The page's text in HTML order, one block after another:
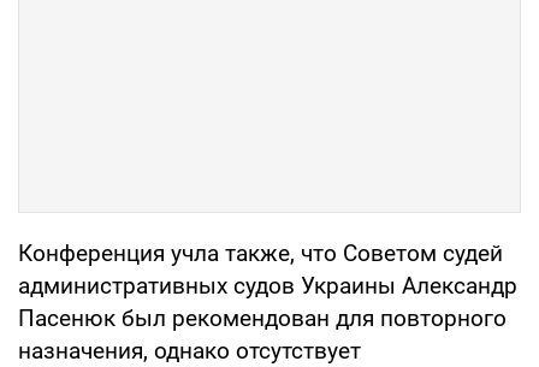
Конференция учла также, что Советом судей
административных судов Украины Александр
Пасенюк был рекомендован для повторного
назначения, однако отсутствует